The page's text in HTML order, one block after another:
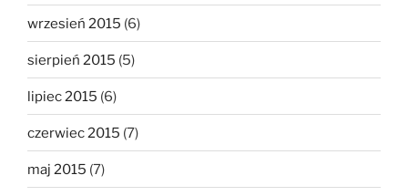
wrzesień 2015 (6)
sierpień 2015 (5)
lipiec 2015 (6)
czerwiec 2015 (7)
maj 2015 (7)